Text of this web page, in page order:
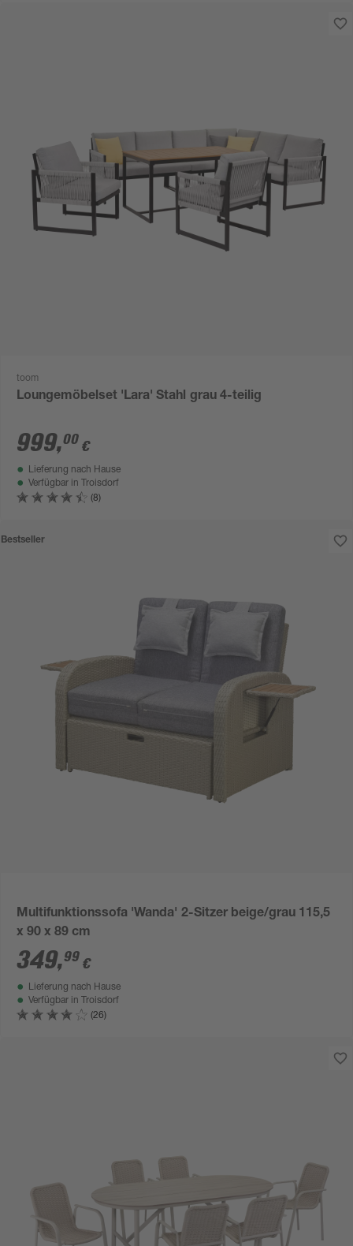
toom
Loungemöbelset 'Lara' Stahl grau 4-teilig
999,00 €
Lieferung nach Hause
Verfügbar in
Troisdorf
(8)
Bestseller
Multifunktionssofa 'Wanda' 2-Sitzer beige/grau 115,5
x 90 x 89 cm
349,99 €
Lieferung nach Hause
Verfügbar in
Troisdorf
(26)